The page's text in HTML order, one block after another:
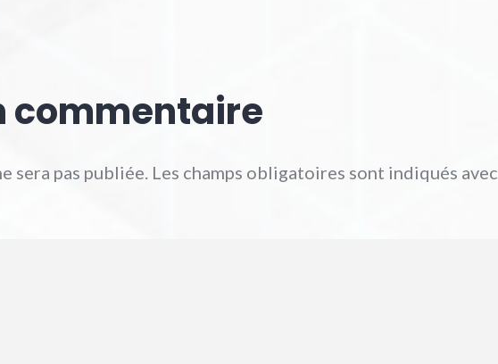
commentaire
sera pas publiée. Les champs obligatoires sont indiqués avec